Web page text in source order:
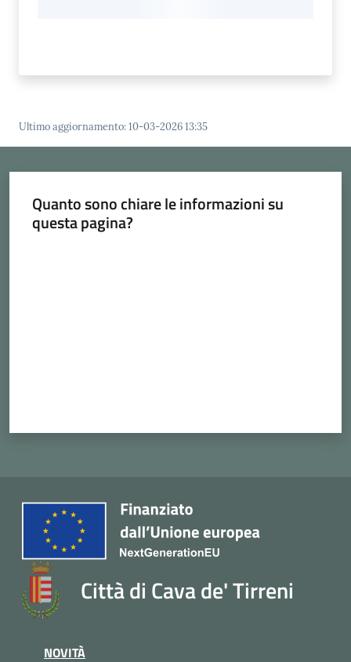
Ultimo aggiornamento:10-03-2026 13:35
Quanto sono chiare le informazioni su
questa pagina?
Città di Cava de' Tirreni
NOVITÀ